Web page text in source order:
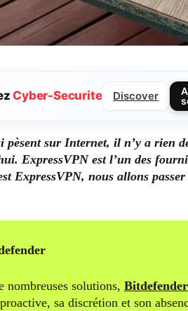
Cyber-Securite Discover
pèsent sur Internet, il n’y a rien
ExpressVPN est l’un des
ExpressVPN, nous allons
nombreuses solutions, Bitdefender
sa discrétion et son